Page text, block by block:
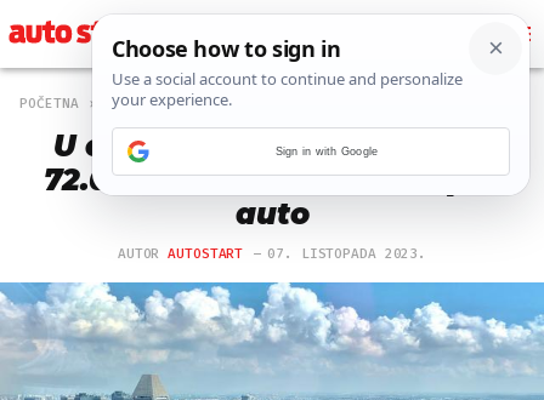
POČETNA OFF
U ovoj državi morate platiti
72.000 eura ako želite kupiti
auto
AUTORAUTOSTART 07. LISTOPADA 2023.
Sign in with Google